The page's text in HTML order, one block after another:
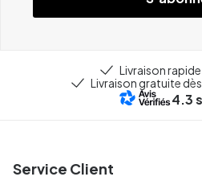
Livraison
Livraison gratuite
4.3
Service Client